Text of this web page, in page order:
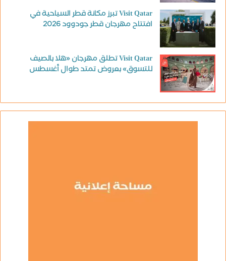
Visit Qatar تبرز مكانة قطر السياحية في
افتتاح مهرجان قطر جودوود 2026
Visit Qatar تطلق مهرجان «هلا بالصيف
للتسوق» بعروض تمتد طوال أغسطس